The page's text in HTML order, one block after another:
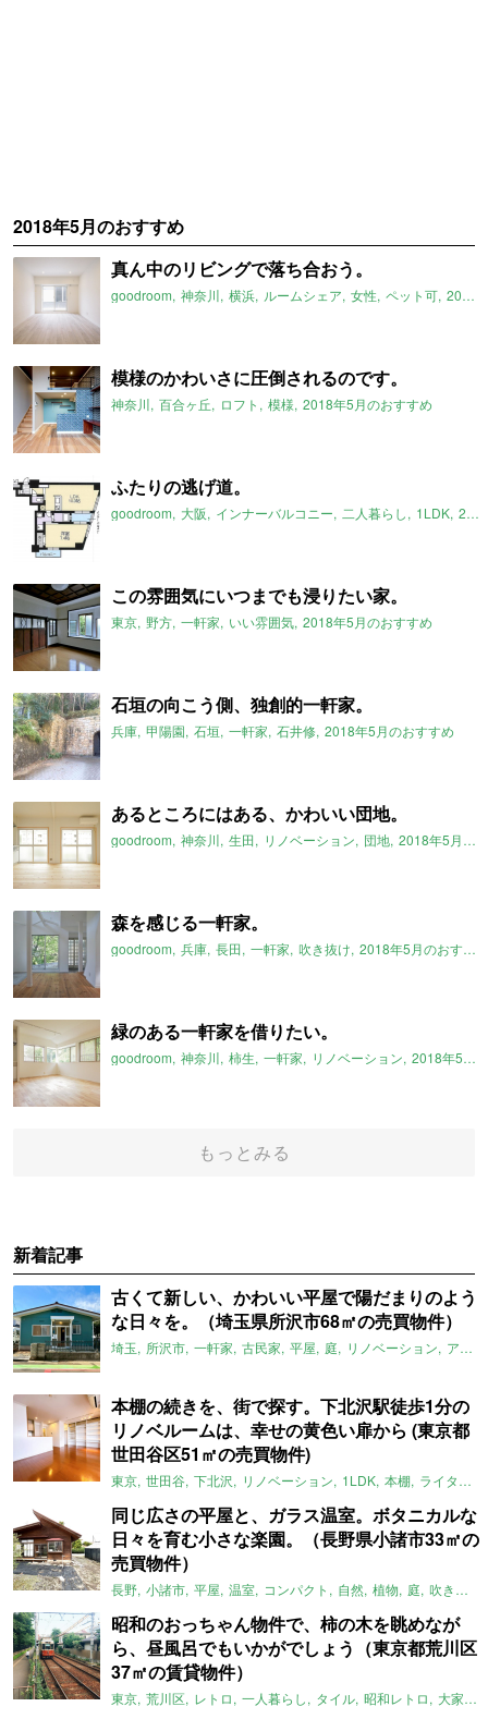
2018年5月のおすすめ
真ん中のリビングで落ち合おう。
goodroom 神奈川 横浜 ルームシェア 女性 ペット可 2018年5月のおすすめ
模様のかわいさに圧倒されるのです。
神奈川 百合ヶ丘 ロフト 模様 2018年5月のおすすめ
ふたりの逃げ道。
goodroom 大阪 インナーバルコニー 二人暮らし 1LDK 2018年5月のおすすめ
この雰囲気にいつまでも浸りたい家。
東京 野方 一軒家 いい雰囲気 2018年5月のおすすめ
石垣の向こう側、独創的一軒家。
兵庫 甲陽園 石垣 一軒家 石井修 2018年5月のおすすめ
あるところにはある、かわいい団地。
goodroom 神奈川 生田 リノベーション 団地 2018年5月のおすすめ
森を感じる一軒家。
goodroom 兵庫 長田 一軒家 吹き抜け 2018年5月のおすすめ
緑のある一軒家を借りたい。
goodroom 神奈川 柿生 一軒家 リノベーション 2018年5月のおすすめ
もっとみる
新着記事
古くて新しい、かわいい平屋で陽だまりのよう
な日々を。（埼玉県所沢市68㎡の売買物件）
埼玉 所沢市 一軒家 古民家 平屋 庭 リノベーション アメリカンハウス
本棚の続きを、街で探す。下北沢駅徒歩1分の
リノベルームは、幸せの黄色い扉から (東京都
世田谷区51㎡の売買物件)
東京 世田谷 下北沢 リノベーション 1LDK 本棚 ライター：ほしりょうこ
同じ広さの平屋と、ガラス温室。ボタニカルな
日々を育む小さな楽園。（長野県小諸市33㎡の
売買物件）
長野 小諸市 平屋 温室 コンパクト 自然 植物 庭 吹き抜け
昭和のおっちゃん物件で、柿の木を眺めなが
ら、昼風呂でもいかがでしょう（東京都荒川区
37㎡の賃貸物件）
東京 荒川区 レトロ 一人暮らし タイル 昭和レトロ 大家女子